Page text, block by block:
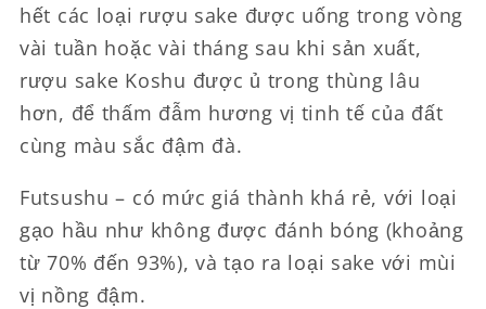
hết các loại rượu sake được uống trong vòng
vài tuần hoặc vài tháng sau khi sản xuất,
rượu sake Koshu được ủ trong thùng lâu
hơn, để thấm đẫm hương vị tinh tế của đất
cùng màu sắc đậm đà.
Futsushu – có mức giá thành khá rẻ, với loại
gạo hầu như không được đánh bóng (khoảng
từ 70% đến 93%), và tạo ra loại sake với mùi
vị nồng đậm.